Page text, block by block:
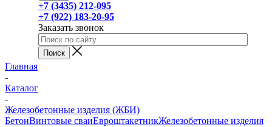
+7 (3435) 212-095
+7 (922) 183-20-95
Заказать звонок
Главная
-
Каталог
-
Железобетонные изделия (ЖБИ)
БетонВинтовые сваиЕвроштакетникЖелезобетонные изделия